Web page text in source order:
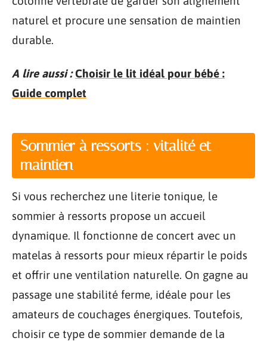
naturel et procure une sensation de maintien
durable.
A lire aussi : Choisir le lit idéal pour bébé :
Guide complet
Sommier à ressorts : vitalité et
maintien
Si vous recherchez une literie tonique, le
sommier à ressorts propose un accueil
dynamique. Il fonctionne de concert avec un
matelas à ressorts pour mieux répartir le poids
et offrir une ventilation naturelle. On gagne au
passage une stabilité ferme, idéale pour les
amateurs de couchages énergiques. Toutefois,
choisir ce type de sommier demande de la